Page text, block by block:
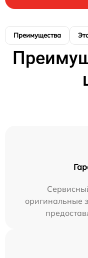
Преимущества
оригинальные